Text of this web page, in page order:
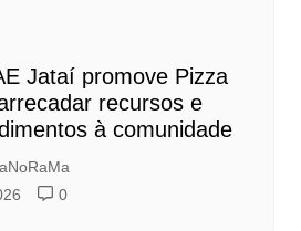
Jataí promove Pizza
recursos e
à comunidade
0